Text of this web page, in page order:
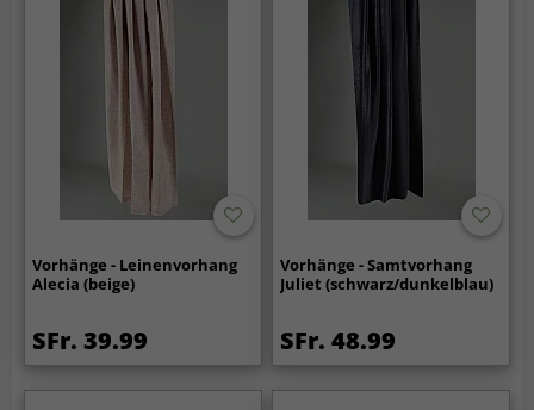
Vorhänge - Leinenvorhang
Alecia (beige)
SFr. 39.99
Vorhänge - Samtvorhang
Juliet (schwarz/dunkelblau)
SFr. 48.99